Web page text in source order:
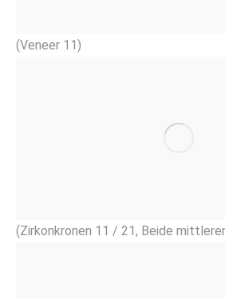
(Veneer 11)
(Zirkonkronen 11 / 21, Beide